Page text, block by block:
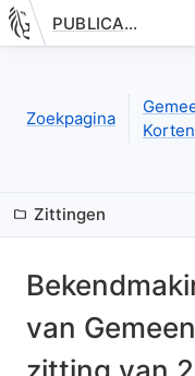
Nieuwe pagina: PUBLICATIE.GELINKT-NOTULEREN.VLAANDEREN.BE
Zoekpagina
Zittingen
van